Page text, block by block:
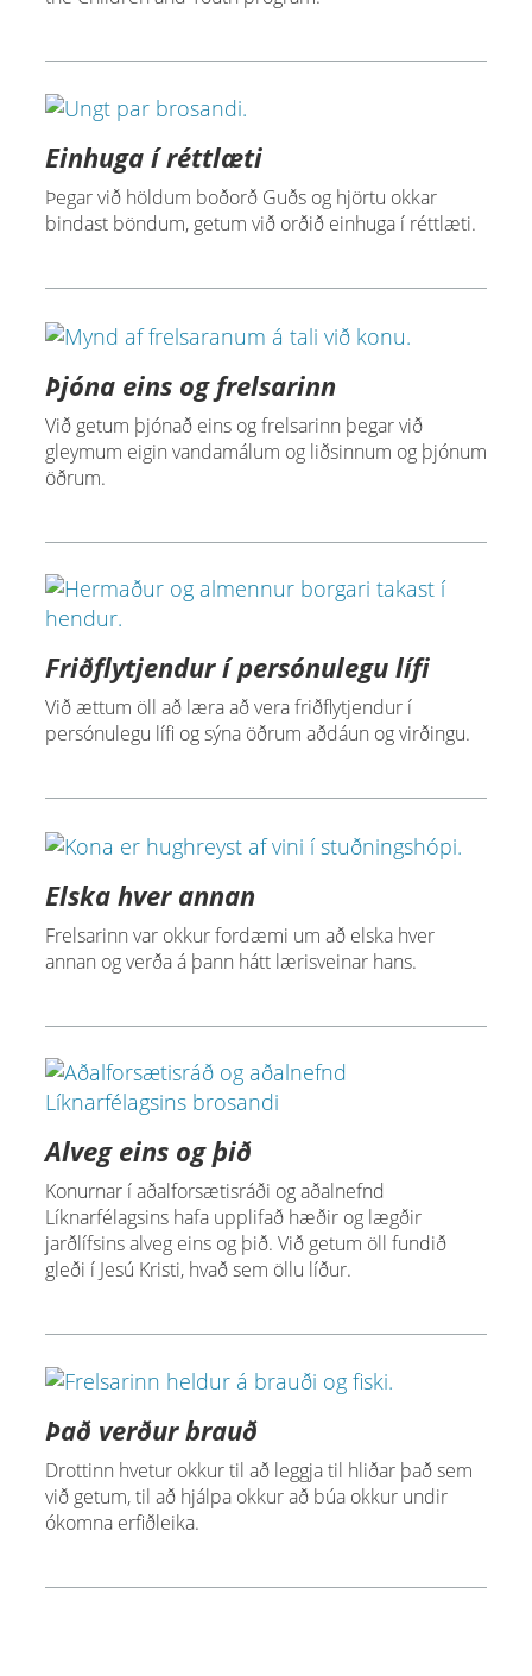
Einhuga í réttlæti
Þegar við höldum boðorð Guðs og hjörtu okkar
bindast böndum, getum við orðið einhuga í réttlæti.
Þjóna eins og frelsarinn
Við getum þjónað eins og frelsarinn þegar við
gleymum eigin vandamálum og liðsinnum og þjónum
öðrum.
Friðflytjendur í persónulegu lífi
Við ættum öll að læra að vera friðflytjendur í
persónulegu lífi og sýna öðrum aðdáun og virðingu.
Elska hver annan
Frelsarinn var okkur fordæmi um að elska hver
annan og verða á þann hátt lærisveinar hans.
Alveg eins og þið
Konurnar í aðalforsætisráði og aðalnefnd
Líknarfélagsins hafa upplifað hæðir og lægðir
jarðlífsins alveg eins og þið. Við getum öll fundið
gleði í Jesú Kristi, hvað sem öllu líður.
Það verður brauð
Drottinn hvetur okkur til að leggja til hliðar það sem
við getum, til að hjálpa okkur að búa okkur undir
ókomna erfiðleika.